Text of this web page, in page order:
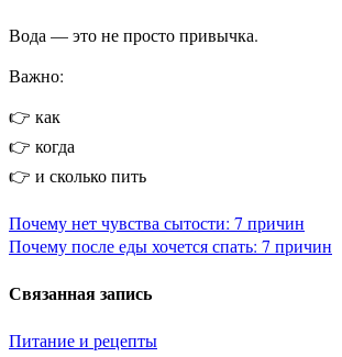
Вода — это не просто привычка.
Важно:
👉 как
👉 когда
👉 и сколько пить
Навигация
по
записям
Почему нет чувства сытости: 7 причин
Почему после еды хочется спать: 7 причин
Связанная запись
Питание и рецепты